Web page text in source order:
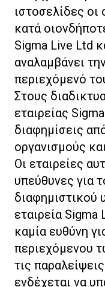
ιστοσελίδες οι
κατά
Sigma Live Ltd
αναλαμβάνει
περιεχόμενό
Στους
εταιρείας
διαφημίσεις
οργανισμούς
Οι εταιρείες
υπεύθυνες για
διαφημιστικού
εταιρεία
καμία ευθύνη
περιεχόμενου
τις
ενδέχεται να